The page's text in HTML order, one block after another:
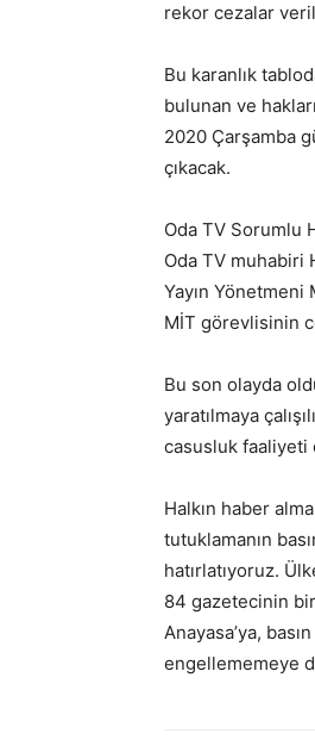
rekor cezalar
Bu karanlık
bulunan ve
2020 Çarşamba
çıkacak.
Oda TV Sorumlu
Oda TV muhabiri
Yayın Yönetmeni
MİT görevlisinin
Bu son olayda
yaratılmaya
casusluk faaliyeti
Halkın haber
tutuklamanın
hatırlatıyoruz.
84 gazetecinin
Anayasa’ya,
engellememeye